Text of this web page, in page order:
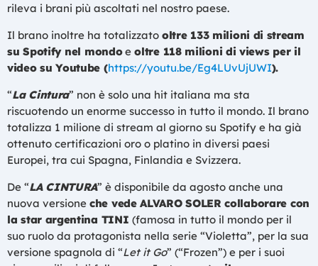
rileva i brani più ascoltati nel nostro paese.
Il brano inoltre ha totalizzato oltre 133 milioni di stream
su Spotify nel mondoeoltre 118 milioni di views per il
video su Youtube (https://youtu.be/Eg4LUvUjUWI).
“La Cintura” non è solo una hit italiana ma sta
riscuotendo un enorme successo in tutto il mondo. Il brano
totalizza 1 milione di stream al giorno su Spotify e ha già
ottenuto certificazioni oro o platino in diversi paesi
Europei, tra cui Spagna, Finlandia e Svizzera.
De “LA CINTURA” è disponibile da agosto anche una
nuova versione che vede ALVARO SOLER collaborare con
la star argentina TINI(famosa in tutto il mondo per il
suo ruolo da protagonista nella serie “Violetta”, per la sua
versione spagnola di “Let it Go” (“Frozen”) e per i suoi